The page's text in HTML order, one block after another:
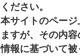
ください。
本サイトのペー
ますが、その内
情報に基づいて